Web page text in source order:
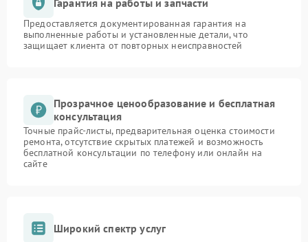
Предоставляется документированная гарантия на
выполненные работы и установленные детали, что
защищает клиента от повторных неисправностей
Прозрачное ценообразование и бесплатная
консультация
Точные прайс-листы, предварительная оценка стоимости
ремонта, отсутствие скрытых платежей и возможность
бесплатной консультации по телефону или онлайн на
сайте
Широкий спектр услуг